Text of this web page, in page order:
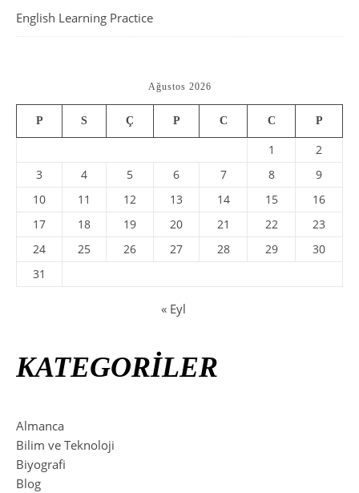
English Learning Practice
Ağustos 2026
P S Ç P C C P
1
2
3
4 5 6 7 8
9
10
11 12 13 14 15
16
17
18 19 20 21 22
23
24
25 26 27 28 29
30
31
« Eyl
KATEGORİLER
Almanca
Bilim ve Teknoloji
Biyografi
Blog